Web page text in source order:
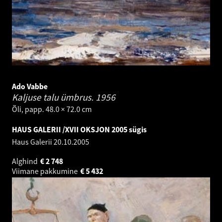
Ado Vabbe
Kaljuse talu ümbrus. 1956
Õli, papp. 48.0 × 72.0 cm
HAUS GALERII /XVII OKSJON 2005 sügis
Haus Galerii 20.10.2005
Alghind
2 748
€
Viimane pakkumine
5 432
€